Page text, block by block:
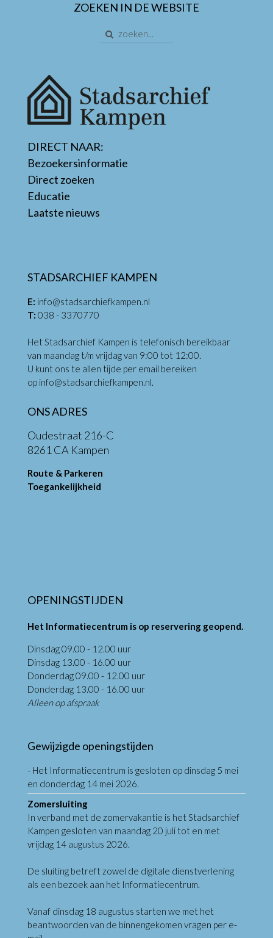
ZOEKEN IN DE WEBSITE
DIRECT NAAR:
Bezoekersinformatie
Direct zoeken
Educatie
Laatste nieuws
STADSARCHIEF KAMPEN
E: info@stadsarchiefkampen.nl
T: 038 - 3370770
Het Stadsarchief Kampen is telefonisch bereikbaar
van maandag t/m vrijdag van 9:00 tot 12:00.
U kunt ons te allen tijde per email bereiken
op info@stadsarchiefkampen.nl.
ONS ADRES
Oudestraat 216-C
8261 CA Kampen
Route & Parkeren
Toegankelijkheid
OPENINGSTIJDEN
Het Informatiecentrum is op reservering geopend.
Dinsdag 09.00 - 12.00 uur
Dinsdag 13.00 - 16.00 uur
Donderdag 09.00 - 12.00 uur
Donderdag 13.00 - 16.00 uur
Alleen op afspraak
Gewijzigde openingstijden
- Het Informatiecentrum is gesloten op dinsdag 5 mei
en donderdag 14 mei 2026.
Zomersluiting
In verband met de zomervakantie is het Stadsarchief
Kampen gesloten van maandag 20 juli tot en met
vrijdag 14 augustus 2026.
De sluiting betreft zowel de digitale dienstverlening
als een bezoek aan het Informatiecentrum.
Vanaf dinsdag 18 augustus starten we met het
beantwoorden van de binnengekomen vragen per e-